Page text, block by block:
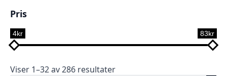
Pris
4kr 83kr
Viser 1–32 av 286 resultater